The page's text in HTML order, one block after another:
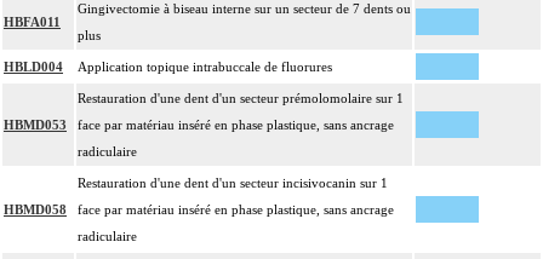
HBFA011
Gingivectomie à biseau interne sur un secteur de 7 dents ou
plus
HBLD004 Application topique intrabuccale de fluorures
HBMD053
Restauration d'une dent d'un secteur prémolomolaire sur 1
face par matériau inséré en phase plastique, sans ancrage
radiculaire
HBMD058
Restauration d'une dent d'un secteur incisivocanin sur 1
face par matériau inséré en phase plastique, sans ancrage
radiculaire